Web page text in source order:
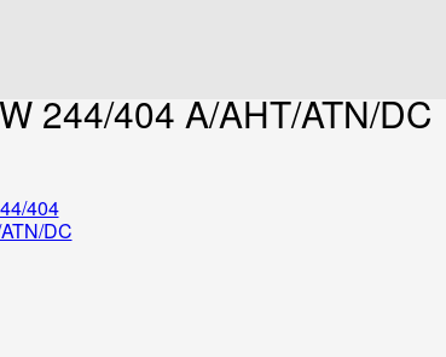
244/404 A/AHT/ATN/DC
404
DC